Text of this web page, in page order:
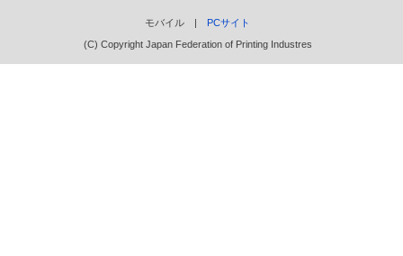
モバイル | PCサイト
(C) Copyright Japan Federation of Printing Industres